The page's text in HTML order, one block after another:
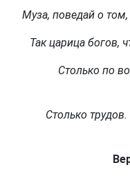
Муза, поведай о
Так царица богов,
Столько по
Столько